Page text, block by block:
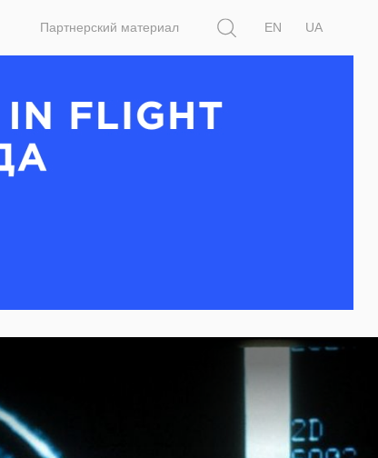
Партнерский материал
EN
UA